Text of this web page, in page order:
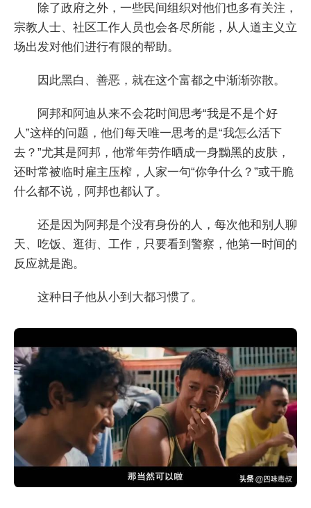
除了政府之外，一些民间组织对他们也多有关注，
宗教人士、社区工作人员也会各尽所能，从人道主义立
场出发对他们进行有限的帮助。
因此黑白、善恶，就在这个富都之中渐渐弥散。
阿邦和阿迪从来不会花时间思考“我是不是个好
人”这样的问题，他们每天唯一思考的是“我怎么活下
去？”尤其是阿邦，他常年劳作晒成一身黝黑的皮肤，
还时常被临时雇主压榨，人家一句“你争什么？”或干脆
什么都不说，阿邦也都认了。
还是因为阿邦是个没有身份的人，每次他和别人聊
天、吃饭、逛街、工作，只要看到警察，他第一时间的
反应就是跑。
这种日子他从小到大都习惯了。